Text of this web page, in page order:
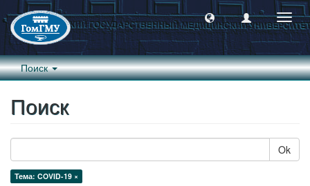
Поиск
Поиск
Ok
Тема: COVID-19 ×